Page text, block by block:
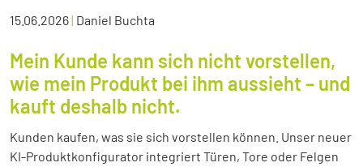
15.06.2026| Daniel Buchta
Mein Kunde kann sich nicht vorstellen,
wie mein Produkt bei ihm aussieht – und
kauft deshalb nicht.
Kunden kaufen, was sie sich vorstellen können. Unser neuer
KI-Produktkonfigurator integriert Türen, Tore oder Felgen